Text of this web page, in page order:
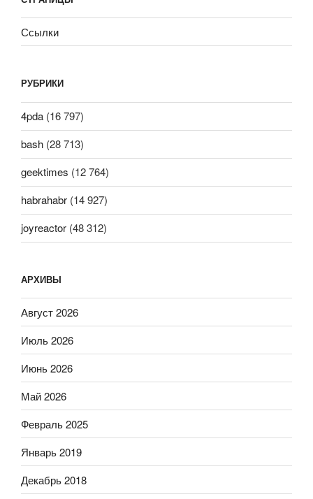
Ссылки
РУБРИКИ
4pda (16 797)
bash (28 713)
geektimes (12 764)
habrahabr (14 927)
joyreactor (48 312)
АРХИВЫ
Август 2026
Июль 2026
Июнь 2026
Май 2026
Февраль 2025
Январь 2019
Декабрь 2018